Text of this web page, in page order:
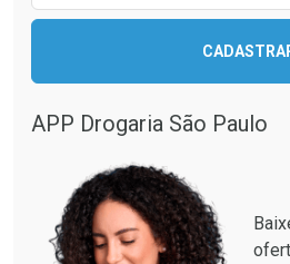
APP Drogaria São Paulo